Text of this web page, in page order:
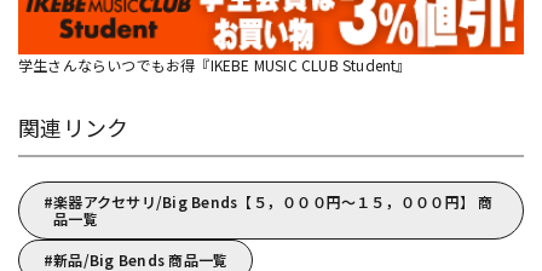
学生さんならいつでもお得『IKEBE MUSIC CLUB Student』
関連リンク
楽器アクセサリ/Big Bends【５，０００円～１５，０００円】 商
品一覧
新品/Big Bends 商品一覧